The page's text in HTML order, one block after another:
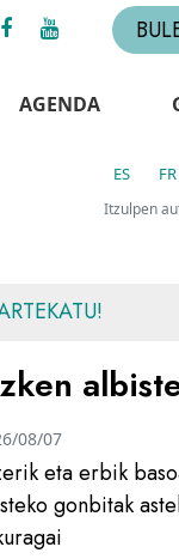
AGENDA
ES FR
Itzulpen
eta erbik
gonbitak
08/07